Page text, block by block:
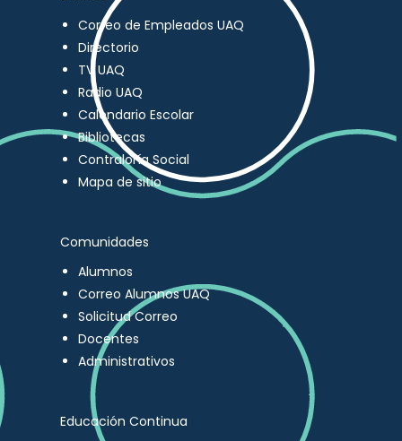
Correo de Empleados UAQ
Directorio
TV UAQ
Radio UAQ
Calendario Escolar
Bibliotecas
Contraloría Social
Mapa de sitio
Comunidades
Alumnos
Correo Alumnos UAQ
Solicitud Correo
Docentes
Administrativos
Educación Continua